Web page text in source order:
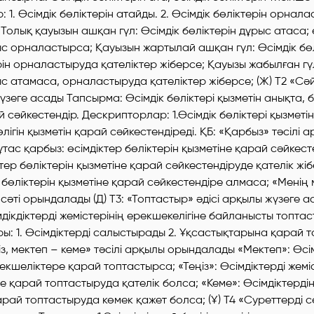
Өсімдік бөліктерін атайды. 2. Өсімдік бөліктерін
Толық қауызын ашқан гүл: Өсімдік бөліктерін дұрыс атаса;
орналастырса; Қауызын жартылай ашқан гүл: Өсімдік
орналастыруда қателіктер жіберсе; Қауызы жабылған
атамаса, орналастыруда қателіктер жіберсе; (Ж) Т2
асады Тапсырма: Өсімдік бөліктері қызметін анықта,
сәйкестендір. Дескрипторлар: 1.Өсімдік бөліктері
қызметін қарай сәйкестендіреді. ҚБ: «Қарбыз» тәсілі
қарбыз: өсімдіктер бөліктерін қызметіне қарай
бөліктерін қызметіне қарай сәйкестендіруде қателік
қызметіне қарай сәйкестендіре алмаса; «Менің
орындалады (Д) Т3: «Топтастыр» әдісі арқылы жүзеге
жемістерінің ерекшекелігіне байланысты
1. Өсімдіктерді салыстырады 2. Ұқсастықтарына қарай
мектеп – кеме» тәсілі арқылы орындалады «Мектеп»:
қарай топтастырса; «Теңіз»: Өсімдіктерді
қарай топтастыруда қателік болса; «Кеме»: Өсімдіктердің
топтастыруда көмек қажет болса; (Ұ) Т4 «Суреттерді